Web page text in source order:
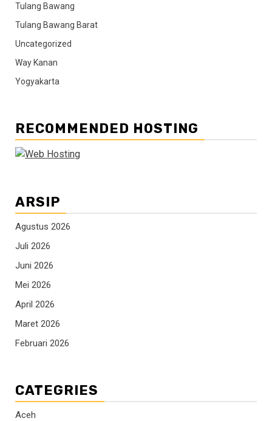
Tulang Bawang
Tulang Bawang Barat
Uncategorized
Way Kanan
Yogyakarta
RECOMMENDED HOSTING
ARSIP
Agustus 2026
Juli 2026
Juni 2026
Mei 2026
April 2026
Maret 2026
Februari 2026
CATEGRIES
Aceh